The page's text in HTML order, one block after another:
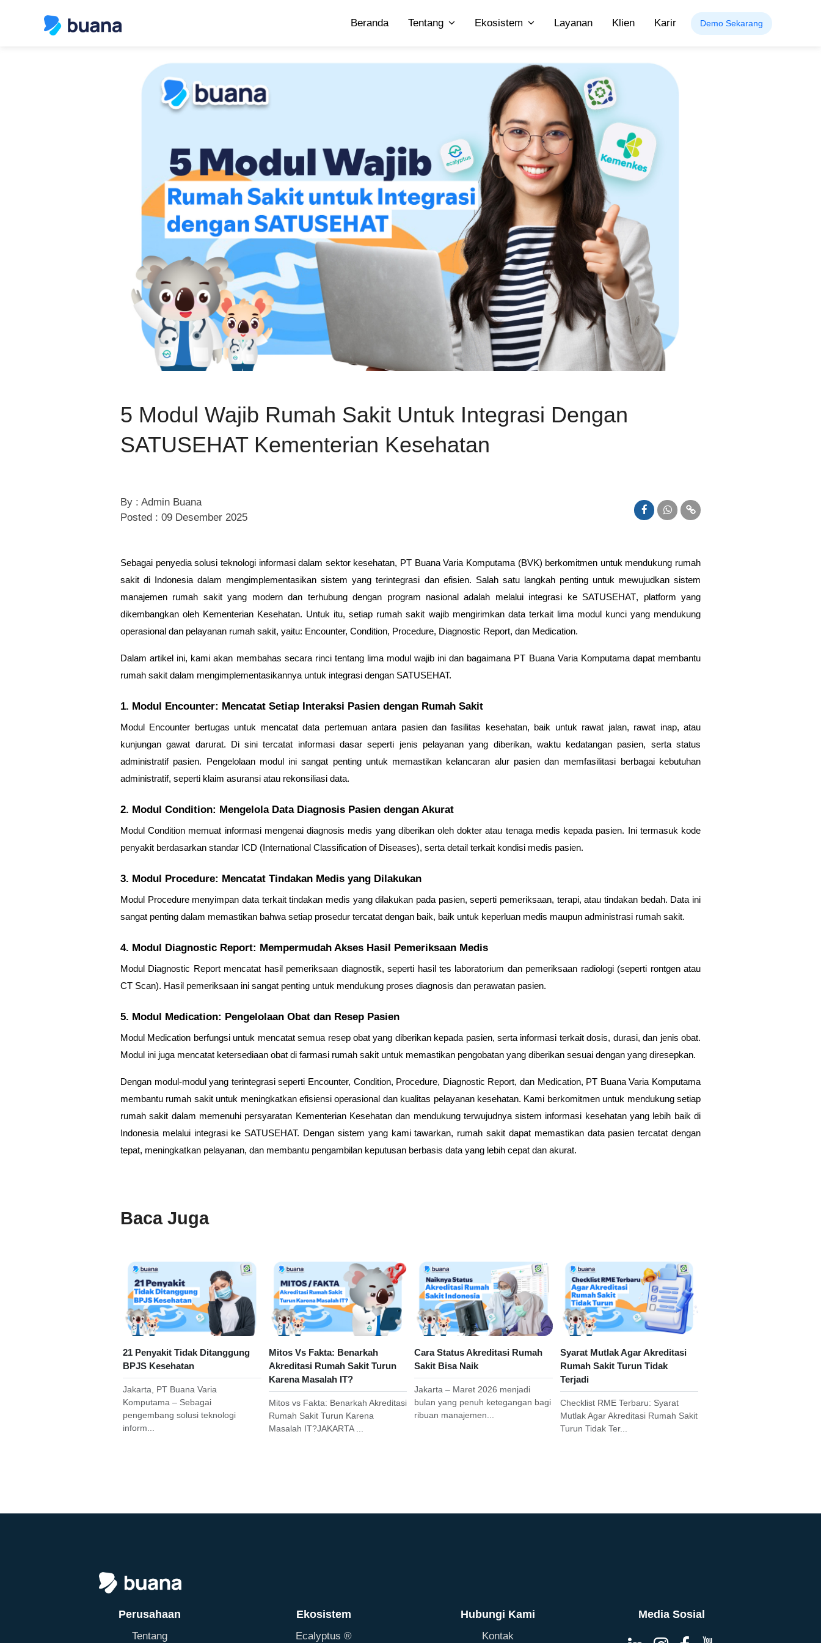
Beranda Tentang Ekosistem Layanan Klien Karir Demo Sekarang
5 Modul Wajib Rumah Sakit Untuk Integrasi Dengan
SATUSEHAT Kementerian Kesehatan
By : Admin Buana
Posted : 09 Desember 2025
Sebagai penyedia solusi teknologi informasi dalam sektor kesehatan, PT Buana Varia Komputama (BVK) berkomitmen untuk mendukung rumah
sakit di Indonesia dalam mengimplementasikan sistem yang terintegrasi dan efisien. Salah satu langkah penting untuk mewujudkan sistem
manajemen rumah sakit yang modern dan terhubung dengan program nasional adalah melalui integrasi ke SATUSEHAT, platform yang
dikembangkan oleh Kementerian Kesehatan. Untuk itu, setiap rumah sakit wajib mengirimkan data terkait lima modul kunci yang mendukung
operasional dan pelayanan rumah sakit, yaitu: Encounter, Condition, Procedure, Diagnostic Report, dan Medication.
Dalam artikel ini, kami akan membahas secara rinci tentang lima modul wajib ini dan bagaimana PT Buana Varia Komputama dapat membantu
rumah sakit dalam mengimplementasikannya untuk integrasi dengan SATUSEHAT.
1. Modul Encounter: Mencatat Setiap Interaksi Pasien dengan Rumah Sakit
Modul Encounter bertugas untuk mencatat data pertemuan antara pasien dan fasilitas kesehatan, baik untuk rawat jalan, rawat inap, atau
kunjungan gawat darurat. Di sini tercatat informasi dasar seperti jenis pelayanan yang diberikan, waktu kedatangan pasien, serta status
administratif pasien. Pengelolaan modul ini sangat penting untuk memastikan kelancaran alur pasien dan memfasilitasi berbagai kebutuhan
administratif, seperti klaim asuransi atau rekonsiliasi data.
2. Modul Condition: Mengelola Data Diagnosis Pasien dengan Akurat
ModulCondition memuat informasi mengenai diagnosis medis yang diberikan oleh dokter atau tenaga medis kepada pasien. Ini termasuk kode
penyakit berdasarkan standar ICD (International Classification of Diseases), serta detail terkait kondisi medis pasien.
3. Modul Procedure: Mencatat Tindakan Medis yang Dilakukan
Modul Proceduremenyimpan data terkait tindakan medis yang dilakukan pada pasien, seperti pemeriksaan, terapi, atau tindakan bedah. Data ini
sangat penting dalam memastikan bahwa setiap prosedur tercatat dengan baik, baik untuk keperluan medis maupun administrasi rumah sakit.
4. Modul Diagnostic Report: Mempermudah Akses Hasil Pemeriksaan Medis
Modul Diagnostic Reportmencatat hasil pemeriksaan diagnostik, seperti hasil tes laboratorium dan pemeriksaan radiologi (seperti rontgen atau
CT Scan). Hasil pemeriksaan ini sangat penting untuk mendukung proses diagnosis dan perawatan pasien.
5. Modul Medication: Pengelolaan Obat dan Resep Pasien
Modul Medication berfungsi untuk mencatat semua resep obat yang diberikan kepada pasien, serta informasi terkait dosis, durasi, dan jenis obat.
Modul ini juga mencatat ketersediaan obat di farmasi rumah sakit untuk memastikan pengobatan yang diberikan sesuai dengan yang diresepkan.
Dengan modul-modul yang terintegrasi seperti Encounter, Condition, Procedure, Diagnostic Report, dan Medication, PT Buana Varia Komputama
membantu rumah sakit untuk meningkatkan efisiensi operasional dan kualitas pelayanan kesehatan. Kami berkomitmen untuk mendukung setiap
rumah sakit dalam memenuhi persyaratan Kementerian Kesehatan dan mendukung terwujudnya sistem informasi kesehatan yang lebih baik di
Indonesia melalui integrasi ke SATUSEHAT. Dengan sistem yang kami tawarkan, rumah sakit dapat memastikan data pasien tercatat dengan
tepat, meningkatkan pelayanan, dan membantu pengambilan keputusan berbasis data yang lebih cepat dan akurat.
Baca Juga
21 Penyakit Tidak Ditanggung
BPJS Kesehatan
Jakarta, PT Buana Varia
Komputama – Sebagai
pengembang solusi teknologi
inform...
Mitos Vs Fakta: Benarkah
Akreditasi Rumah Sakit Turun
Karena Masalah IT?
Mitos vs Fakta: Benarkah Akreditasi
Rumah Sakit Turun Karena
Masalah IT?JAKARTA ...
Cara Status Akreditasi Rumah
Sakit Bisa Naik
Jakarta – Maret 2026 menjadi
bulan yang penuh ketegangan bagi
ribuan manajemen...
Syarat Mutlak Agar Akreditasi
Rumah Sakit Turun Tidak
Terjadi
Checklist RME Terbaru: Syarat
Mutlak Agar Akreditasi Rumah Sakit
Turun Tidak Ter...
Perusahaan
Tentang
Ekosistem
Ecalyptus ®
Hubungi Kami
Kontak
Media Sosial